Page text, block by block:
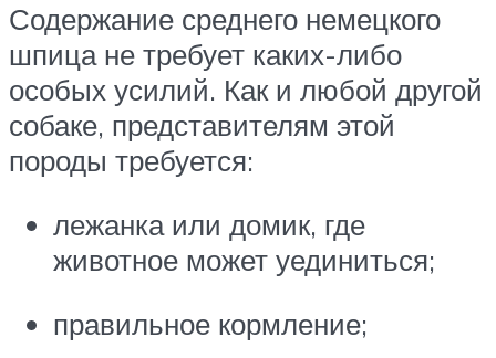
Содержание среднего немецкого
шпица не требует каких-либо
особых усилий. Как и любой другой
собаке, представителям этой
породы требуется:
лежанка или домик, где
животное может уединиться;
правильное кормление;